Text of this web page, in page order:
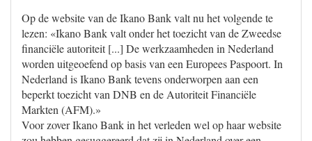
Op de website van de Ikano Bank valt nu het volgende te
lezen: «Ikano Bank valt onder het toezicht van de Zweedse
financiële autoriteit [...] De werkzaamheden in Nederland
worden uitgeoefend op basis van een Europees Paspoort. In
Nederland is Ikano Bank tevens onderworpen aan een
beperkt toezicht van DNB en de Autoriteit Financiële
Markten (AFM).»
Voor zover Ikano Bank in het verleden wel op haar website